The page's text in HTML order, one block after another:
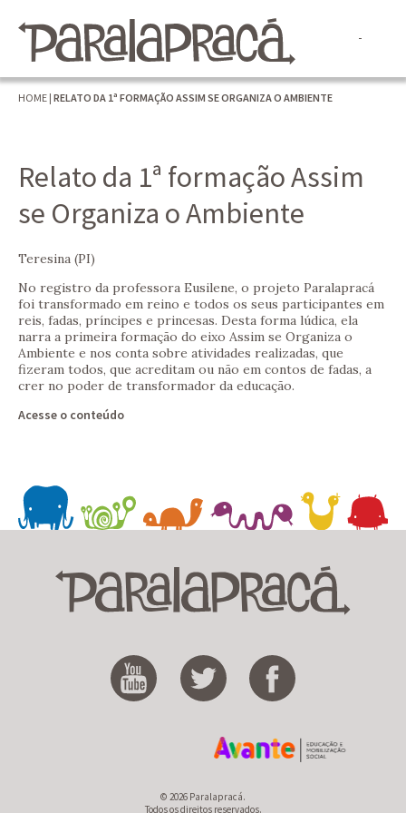
HOME | RELATO DA 1ª FORMAÇÃO ASSIM SE ORGANIZA O AMBIENTE
Relato da 1ª formação Assim
se Organiza o Ambiente
Teresina (PI)
No registro da professora Eusilene, o projeto Paralapracá
foi transformado em reino e todos os seus participantes em
reis, fadas, príncipes e princesas. Desta forma lúdica, ela
narra a primeira formação do eixo Assim se Organiza o
Ambiente e nos conta sobre atividades realizadas, que
fizeram todos, que acreditam ou não em contos de fadas, a
crer no poder de transformador da educação.
Acesse o conteúdo
© 2026 Paralapracá.
Todos os direitos reservados.